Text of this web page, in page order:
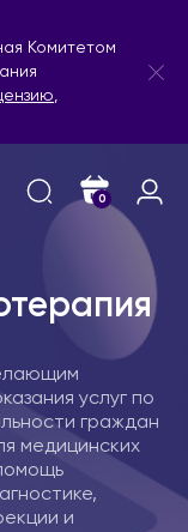
Комитетом
,
0
услуг по
граждан
медицинских
и